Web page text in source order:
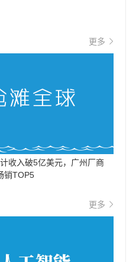
更多
收入破5亿美元，广州厂商
销TOP5
更多